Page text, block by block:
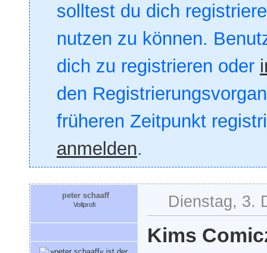
solltest du dich
nutzen zu können.
dich zu registrieren oder
den
früheren Zeitpunkt
anmelden.
peter schaaff
Vollprofi Dienstag, 3.
Kims